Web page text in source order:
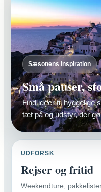
Sæsonens inspiration
Små pauser,
Find idéer til hyggelige
tæt på og udstyr, der
UDFORSK
Rejser og fritid
Weekendture,